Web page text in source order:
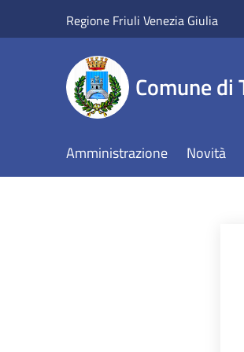
Regione Friuli Venezia Giulia
Comune di
Amministrazione Novità